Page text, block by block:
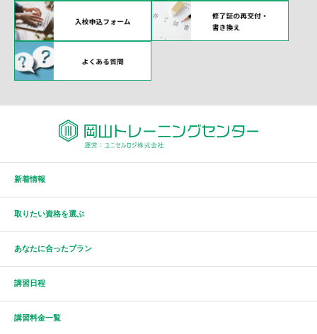
新着情報
取りたい資格を選ぶ
あなたに合ったプラン
講習日程
講習料金一覧